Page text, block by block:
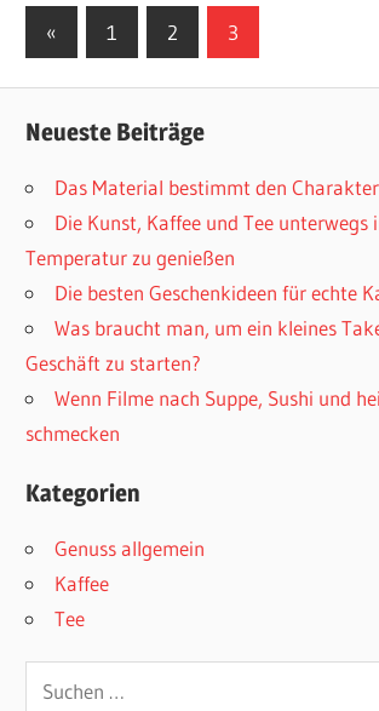
Seitennummerierung
Beiträge
« Vorherige
Beiträge
1 2 3
Neueste Beiträge
Das Material bestimmt den
Die Kunst, Kaffee und Tee unterwegs
Temperatur zu genießen
Die besten Geschenkideen für echte
Was braucht man, um ein kleines
Geschäft zu starten?
Wenn Filme nach Suppe, Sushi und
schmecken
Kategorien
Genuss allgemein
Kaffee
Tee